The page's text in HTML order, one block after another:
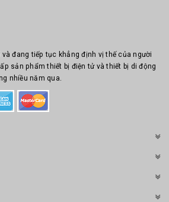
đang tiếp tục khẳng định vị thế của người
sản phẩm thiết bị điện tử và thiết bị di động
nhiều năm qua.